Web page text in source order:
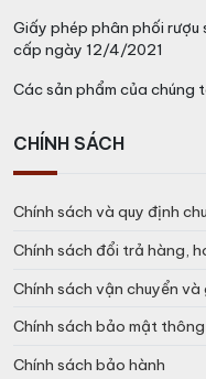
Giấy phép phân phối
cấp ngày 12/4/2021
Các sản phẩm của chúng
CHÍNH SÁCH
Chính sách và quy định
Chính sách đổi trả hàng,
Chính sách vận chuyển
Chính sách bảo mật
Chính sách bảo hành